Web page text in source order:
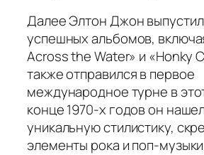
Далее Элтон Джон
успешных альбомов,
Across the Water» и «Honky
также отправился в первое
международное турне в
конце 1970-х годов он
уникальную стилистику,
элементы рока и поп-